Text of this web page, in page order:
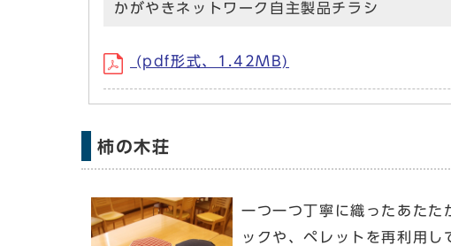
かがやきネットワーク自主製品チラシ
(pdf形式、1.42MB)
柿の木荘
一つ一つ丁寧に織ったあたた
ックや、ペレットを再利用し